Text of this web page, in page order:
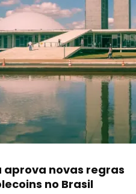
aprova novas regras
no Brasil